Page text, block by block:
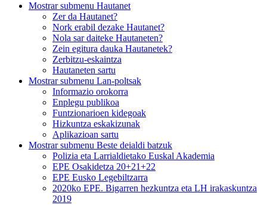
Mostrar submenu Hautanet
Zer da Hautanet?
Nork erabil dezake Hautanet?
Nola sar daiteke Hautaneten?
Zein egitura dauka Hautanetek?
Zerbitzu-eskaintza
Hautaneten sartu
Mostrar submenu Lan-poltsak
Informazio orokorra
Enplegu publikoa
Funtzionarioen kidegoak
Hizkuntza eskakizunak
Aplikazioan sartu
Mostrar submenu Beste deialdi batzuk
Polizia eta Larrialdietako Euskal Akademia
EPE Osakidetza 20+21+22
EPE Eusko Legebiltzarra
2020ko EPE. Bigarren hezkuntza eta LH irakaskuntza
2019